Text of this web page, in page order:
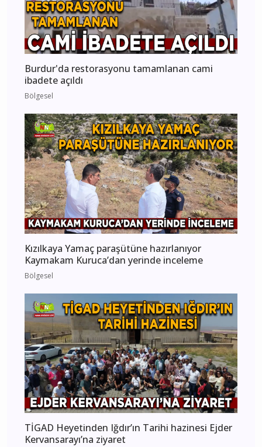
Burdur'da restorasyonu tamamlanan cami
ibadete açıldı
Bölgesel
Kızılkaya Yamaç paraşütüne hazırlanıyor
Kaymakam Kuruca’dan yerinde inceleme
Bölgesel
TİGAD Heyetinden Iğdır’ın Tarihi hazinesi Ejder
Kervansarayı’na ziyaret